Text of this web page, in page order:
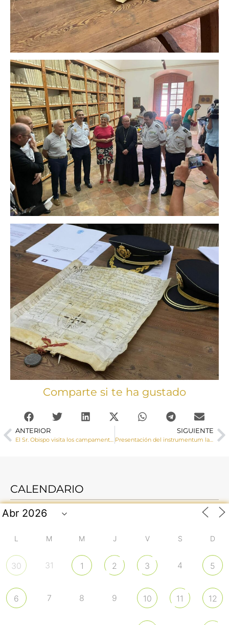
Comparte si te ha gustado
ANTERIOR
El Sr. Obispo visita los campamentos de los distintos grupos apostólicos y parroquias de nuestra Diócesis
SIGUIENTE
Presentación del instrumentum laboris para el próximo Sínodo sobre la sinodalidad
CALENDARIO
L M M J V S D
30 31 1 2 3 4 5
6 7 8 9 10 11 12